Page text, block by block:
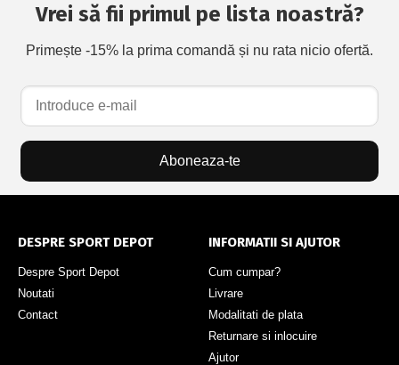
Vrei să fii primul pe lista noastră?
Primește -15% la prima comandă și nu rata nicio ofertă.
Aboneaza-te
DESPRE SPORT DEPOT
Despre Sport Depot
Noutati
Contact
INFORMATII SI AJUTOR
Cum cumpar?
Livrare
Modalitati de plata
Returnare si inlocuire
Ajutor